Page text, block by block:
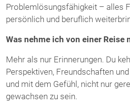
Problemlösungsfähigkeit – alles
persönlich und beruflich
Was nehme ich von einer Reise
Mehr als nur Erinnerungen. Du
Perspektiven, Freundschaften
und mit dem Gefühl, nicht nur
gewachsen zu sein.